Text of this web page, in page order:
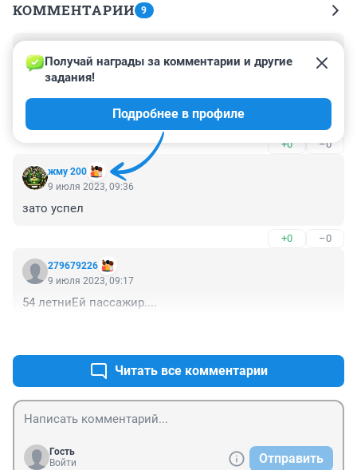
КОММЕНТАРИИ 9
9 июля 2023, 11:05
подновосибирском опять, неужели сразу нельзя
написать где? забыли еще указать сибиряки это были
+0 –0
жму 200
Получай награды за комментарии и другие
задания!
Подробнее в профиле
9 июля 2023, 09:36
зато успел
+0 –0
279679226
9 июля 2023, 09:17
54 летниЕй пассажир....
Читать все комментарии
Гость
Войти
Отправить